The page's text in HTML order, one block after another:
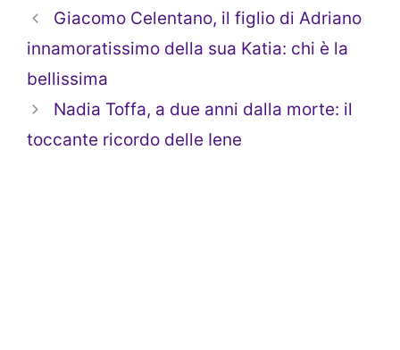
Giacomo Celentano, il figlio di Adriano
innamoratissimo della sua Katia: chi è la
bellissima
Nadia Toffa, a due anni dalla morte: il
toccante ricordo delle Iene